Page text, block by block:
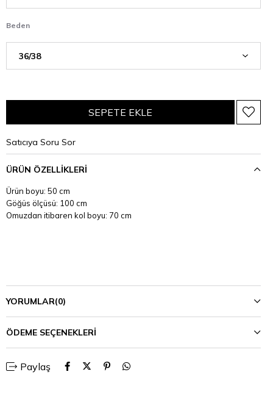
Beden
Satıcıya Soru Sor
ÜRÜN ÖZELLIKLERI
Ürün boyu: 50 cm
Göğüs ölçüsü: 100 cm
Omuzdan itibaren kol boyu: 70 cm
YORUMLAR(0)
ÖDEME SEÇENEKLERI
Paylaş